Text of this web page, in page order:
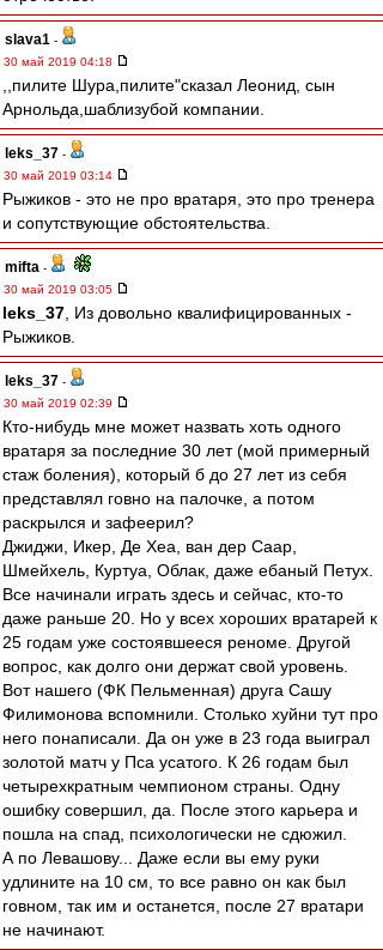
slava1 -
30 май 2019 04:18
,,пилите Шура,пилите"сказал Леонид, сын
Арнольда,шаблизубой компании.
leks_37 -
30 май 2019 03:14
Рыжиков - это не про вратаря, это про тренера
и сопутствующие обстоятельства.
mifta -
30 май 2019 03:05
leks_37 , Из довольно квалифицированных -
Рыжиков.
leks_37 -
30 май 2019 02:39
Кто-нибудь мне может назвать хоть одного
вратаря за последние 30 лет (мой примерный
стаж боления), который б до 27 лет из себя
представлял говно на палочке, а потом
раскрылся и зафеерил?
Джиджи, Икер, Де Хеа, ван дер Саар,
Шмейхель, Куртуа, Облак, даже ебаный Петух.
Все начинали играть здесь и сейчас, кто-то
даже раньше 20. Но у всех хороших вратарей к
25 годам уже состоявшееся реноме. Другой
вопрос, как долго они держат свой уровень.
Вот нашего (ФК Пельменная) друга Сашу
Филимонова вспомнили. Столько хуйни тут про
него понаписали. Да он уже в 23 года выиграл
золотой матч у Пса усатого. К 26 годам был
четырехкратным чемпионом страны. Одну
ошибку совершил, да. После этого карьера и
пошла на спад, психологически не сдюжил.
А по Левашову... Даже если вы ему руки
удлините на 10 см, то все равно он как был
говном, так им и останется, после 27 вратари
не начинают.